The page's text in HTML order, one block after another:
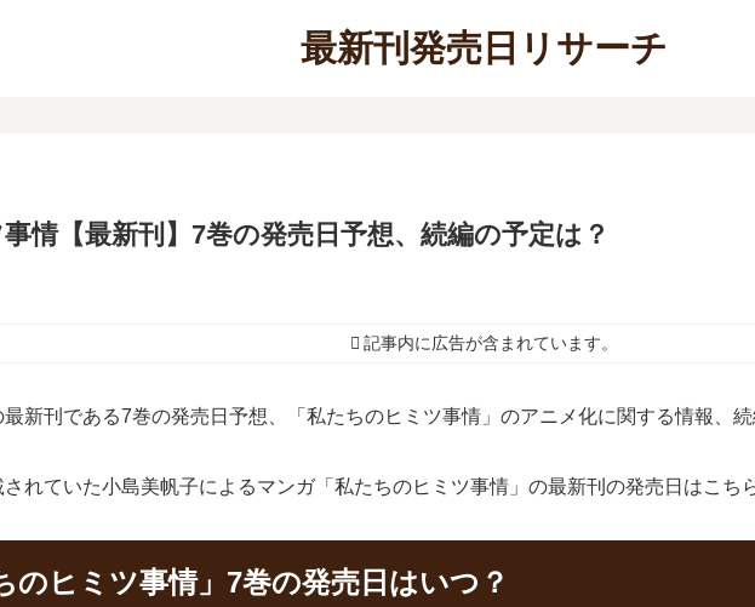
最新刊発売日リサーチ
情【最新刊】7巻の発売日予想、続編の予定は？
記事内に広告が含まれています。
新刊である7巻の発売日予想、「私たちのヒミツ事情」のアニメ化に関する情報、
れていた小島美帆子によるマンガ「私たちのヒミツ事情」の最新刊の発売日はこち
のヒミツ事情」7巻の発売日はいつ？